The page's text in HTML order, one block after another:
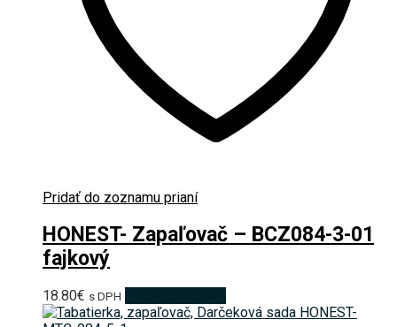
Pridať do zoznamu prianí
HONEST- Zapaľovač – BCZ084-3-01
fajkový
18.80€ s DPH